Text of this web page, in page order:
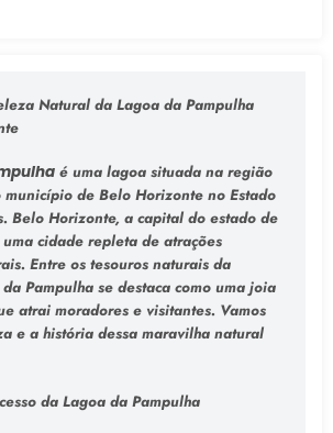
Natural da Lagoa da Pampulha
é uma lagoa situada na região
município de Belo Horizonte no Estado
Belo Horizonte, a capital do estado de
cidade repleta de atrações
Entre os tesouros naturais da
Pampulha se destaca como uma joia
atrai moradores e visitantes. Vamos
e a história dessa maravilha natural
da Lagoa da Pampulha